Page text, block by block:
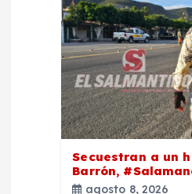
Secuestran a un
Barrón,
agosto 8, 2026